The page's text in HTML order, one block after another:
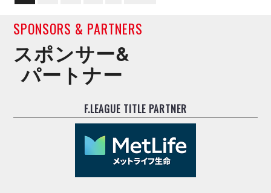
SPONSORS & PARTNERS
スポンサー&
パートナー
F.LEAGUE TITLE PARTNER